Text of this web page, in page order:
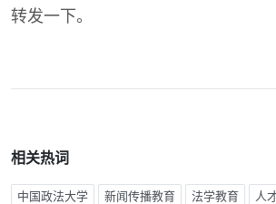
转发一下。
相关热词
中国政法大学 新闻传播教育 法学教育 人